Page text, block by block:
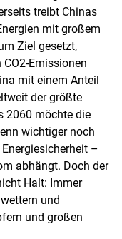
treibt Chinas
mit großem
Ziel gesetzt,
Emissionen
mit einem Anteil
der größte
2060 möchte die
wichtiger noch
–
abhängt. Doch der
Halt: Immer
und
und großen